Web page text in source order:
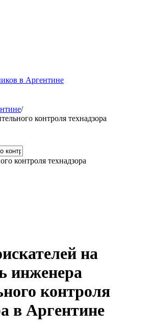
в Аргентине
/
контроля технадзора
контроля технадзора
на
инженера
контроля
в Аргентине